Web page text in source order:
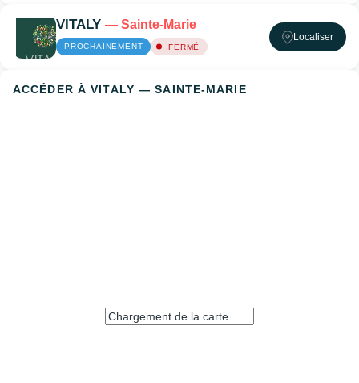
VITALY — Sainte-Marie
PROCHAINEMENT FERMÉ
Localiser
ACCÉDER À VITALY — SAINTE-MARIE